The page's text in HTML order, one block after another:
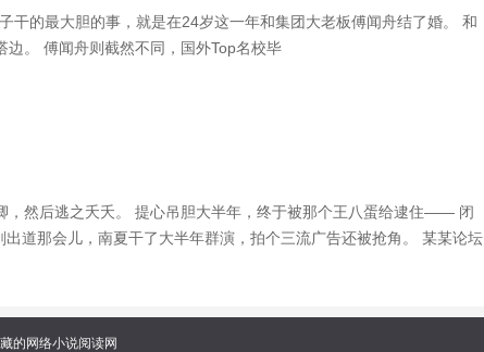
的最大胆的事，就是在24岁这一年和集团大老板傅闻舟结了婚。 和
。 傅闻舟则截然不同，国外Top名校毕
，然后逃之夭夭。 提心吊胆大半年，终于被那个王八蛋给逮住—— 闭
道那会儿，南夏干了大半年群演，拍个三流广告还被抢角。 某某论坛
奈何没资源。 谁知，才过半年，她就参演了某知名导演的大制作。
的网络小说阅读网